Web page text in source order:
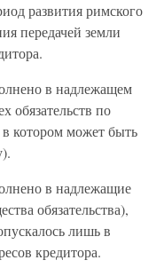
развития римского
передачей земли
в надлежащем
обязательств по
котором может быть
в надлежащие
обязательства),
лишь в
кредитора.